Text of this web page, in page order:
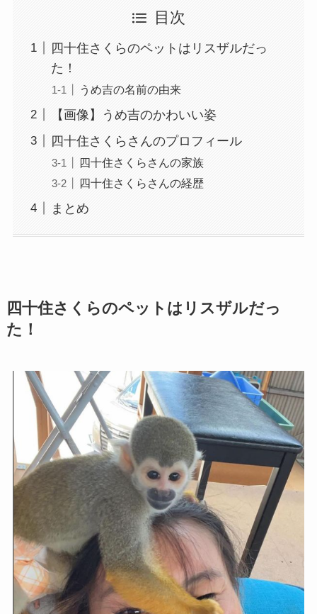
目次
四十住さくらのペットはリスザルだっ
た！
うめ吉の名前の由来
【画像】うめ吉のかわいい姿
四十住さくらさんのプロフィール
四十住さくらさんの家族
四十住さくらさんの経歴
まとめ
四十住さくらのペットはリスザルだっ
た！